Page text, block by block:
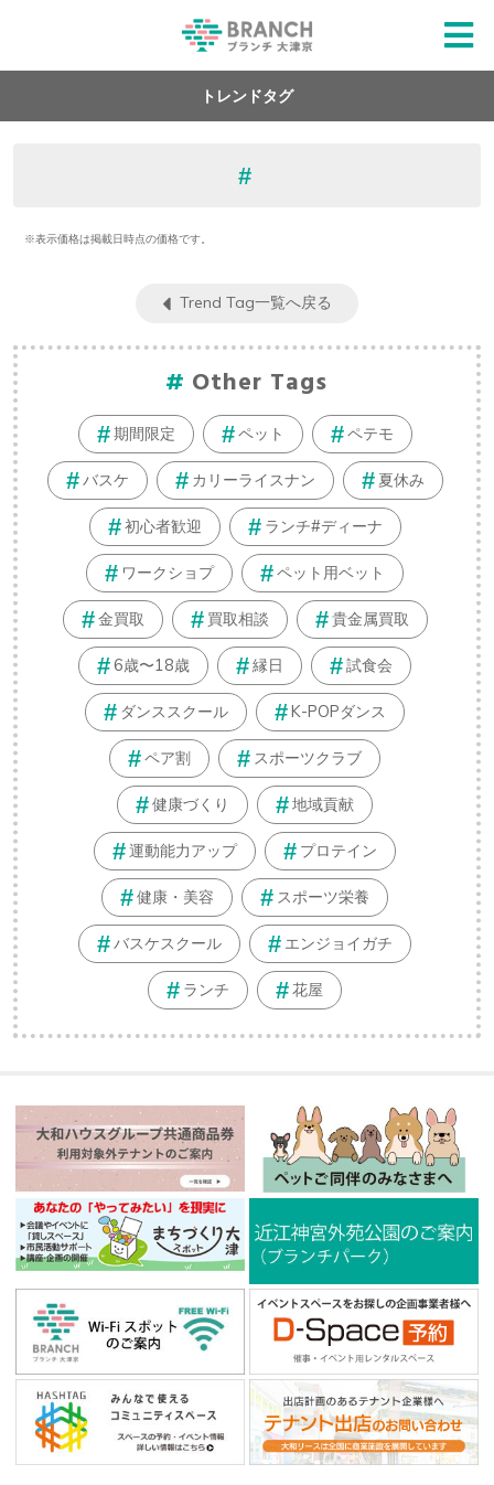
トレンドタグ
※表示価格は掲載日時点の価格です。
Trend Tag一覧へ戻る
Other Tags
期間限定 ペット ペテモ
バスケ カリーライスナン 夏休み
初心者歓迎 ランチ#ディーナ
ワークショプ ペット用ベット
金買取 買取相談 貴金属買取
6歳〜18歳 縁日 試食会
ダンススクール K-POPダンス
ペア割 スポーツクラブ
健康づくり 地域貢献
運動能力アップ プロテイン
健康・美容 スポーツ栄養
バスケスクール エンジョイガチ
ランチ 花屋